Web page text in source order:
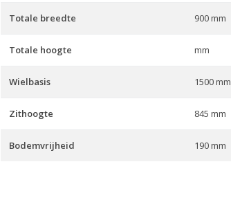
Totale breedte 900 mm
Totale hoogte mm
Wielbasis 1500 mm
Zithoogte 845 mm
Bodemvrijheid 190 mm